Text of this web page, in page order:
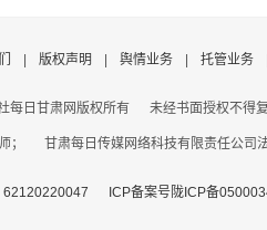
版权声明 舆情业务 托管业务
每日甘肃网版权所有 未经书面授权不得
； 甘肃每日传媒网络科技有限责任公
62120220047 ICP备案号陇ICP备